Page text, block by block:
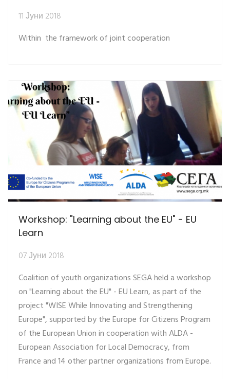
11 Јуни 2018
Within the framework of joint cooperation
Workshop: "Learning about the EU" - EU
Learn
07 Јуни 2018
Coalition of youth organizations SEGA held a workshop
on "Learning about the EU" - EU Learn, as part of the
project "WISE While Innovating and Strengthening
Europe", supported by the Europe for Citizens Program
of the European Union in cooperation with ALDA -
European Association for Local Democracy, from
France and 14 other partner organizations from Europe.